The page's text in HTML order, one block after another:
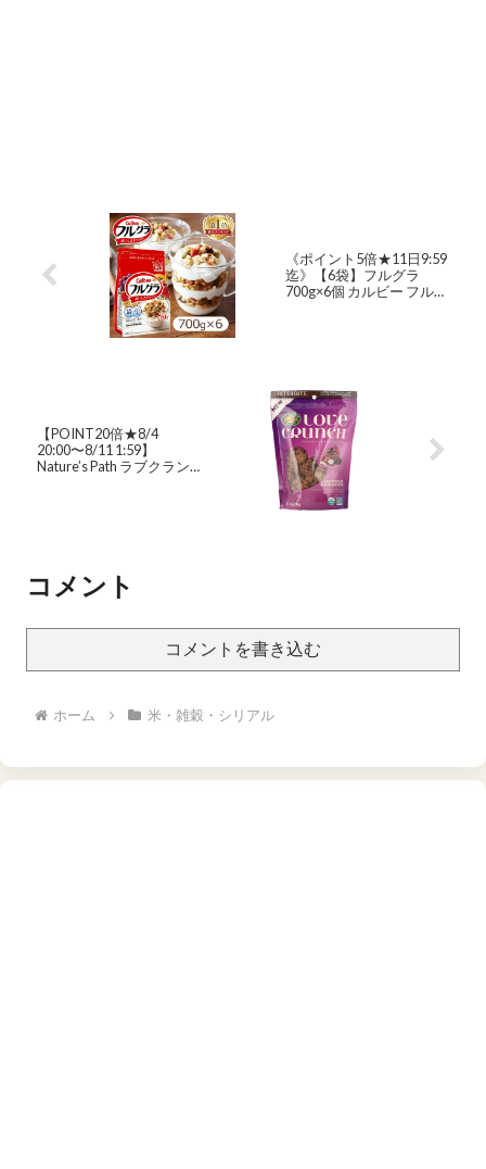
《ポイント5倍★11日9:59
迄》【6袋】フルグラ
700g×6個 カルビー フルー
まとめ買い 朝ごはん 家族
手軽 簡単 一人暮らし
【D】
【POINT20倍★8/4
20:00〜8/11 1:59】
Nature’s Path ラブクラン
ー 300g
コメント
コメントを書き込む
ホーム 米・雑穀・シリアル